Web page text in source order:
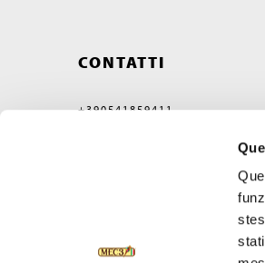
CONTATTI
+390541859411
SOCIETÀ SOGGETTA
DI DIREZIONE E
47832 SAN CLEMENTE